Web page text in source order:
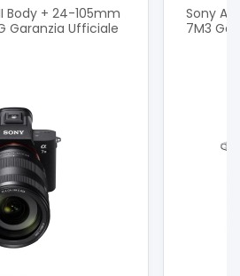
DIGIC X
milioni di punti (1024x768)
orizzontale): Circa 100%
0.70x13
22 mm (a -1 m-1 dall'estremità
-4 a +1 m-1 (diottrie)
Body + 24-105mm
Garanzia Ufficiale
Sony
7M3